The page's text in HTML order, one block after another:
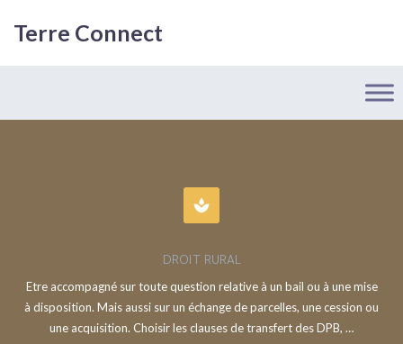
Terre Connect
spa
DROIT RURAL
Etre accompagné sur toute question relative à un bail ou à une mise
à disposition. Mais aussi sur un échange de parcelles, une cession ou
une acquisition. Choisir les clauses de transfert des DPB, …